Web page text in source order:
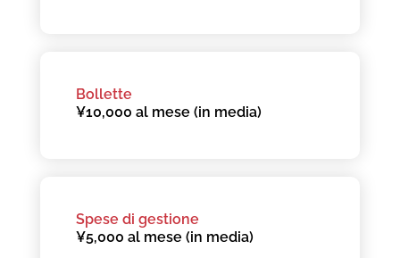
Bollette
¥10,000 al mese (in media)
Spese di gestione
¥5,000 al mese (in media)